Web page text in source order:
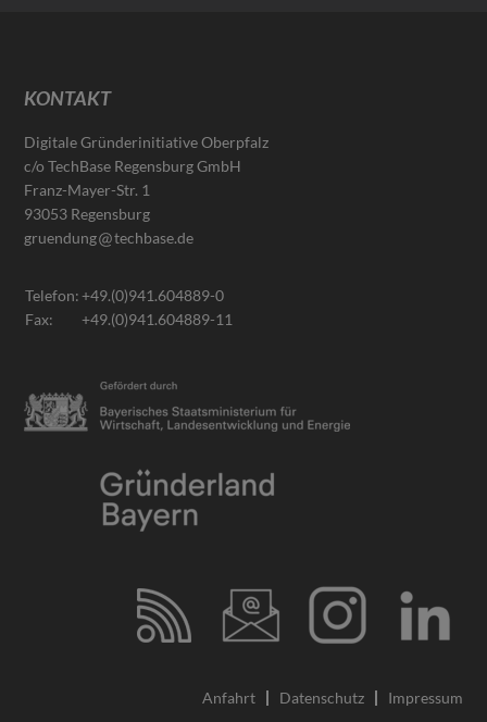
KONTAKT
Digitale Gründerinitiative Oberpfalz
c/o TechBase Regensburg GmbH
Franz-Mayer-Str. 1
93053 Regensburg
gruendung
techbase.de
Telefon:
Fax:
+49.(0)941.604889-0
+49.(0)941.604889-11
Anfahrt Datenschutz Impressum